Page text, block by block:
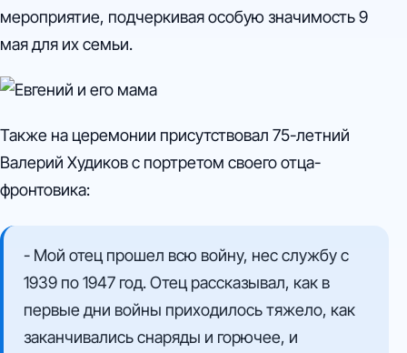
мероприятие, подчеркивая особую значимость 9
мая для их семьи.
Также на церемонии присутствовал 75-летний
Валерий Худиков с портретом своего отца-
фронтовика:
- Мой отец прошел всю войну, нес службу с
1939 по 1947 год. Отец рассказывал, как в
первые дни войны приходилось тяжело, как
заканчивались снаряды и горючее, и